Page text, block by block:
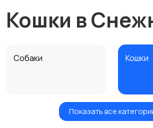
Кошки в
Собаки Кошки
Показать все